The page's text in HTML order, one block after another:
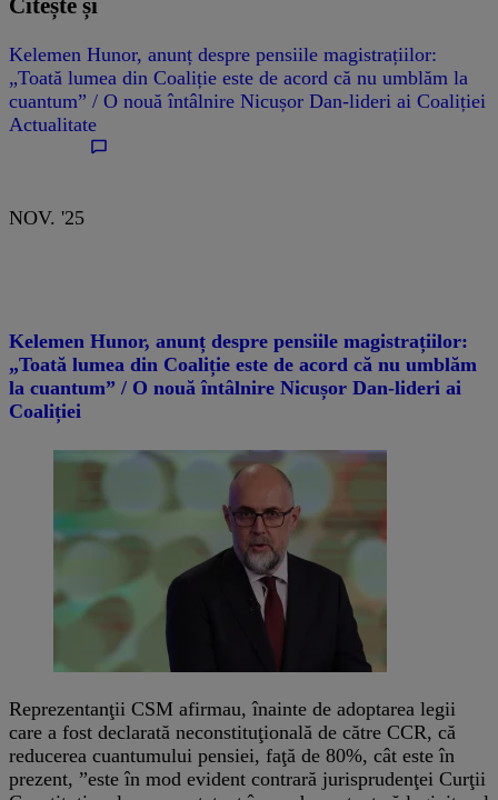
Kelemen Hunor, anunț despre pensiile magistrațiilor:
„Toată lumea din Coaliție este de acord că nu umblăm la
cuantum” / O nouă întâlnire Nicușor Dan-lideri ai Coaliției
Actualitate
NOV. '25
Kelemen Hunor, anunț despre pensiile magistrațiilor:
„Toată lumea din Coaliție este de acord că nu umblăm
la cuantum” / O nouă întâlnire Nicușor Dan-lideri ai
Coaliției
Reprezentanţii CSM afirmau, înainte de adoptarea legii
care a fost declarată neconstituţională de către CCR, că
reducerea cuantumului pensiei, faţă de 80%, cât este în
prezent, ”este în mod evident contrară jurisprudenţei Curţii